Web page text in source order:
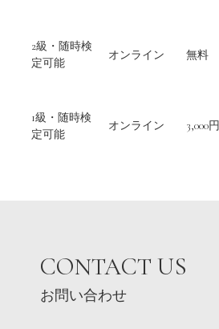
2級・随時検
定可能
オンライン 無料
1級・随時検
定可能
オンライン 3,000円
CONTACT US
お問い合わせ